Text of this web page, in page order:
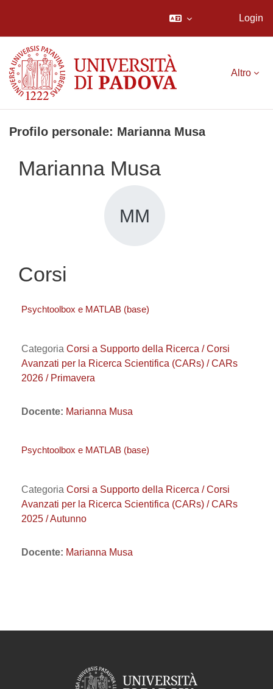
Login
Altro
Profilo personale: Marianna Musa
Marianna Musa
MM
Corsi
Psychtoolbox e MATLAB (base)
Categoria Corsi a Supporto della Ricerca / Corsi
Avanzati per la Ricerca Scientifica (CARs) / CARs
2026 / Primavera
Docente: Marianna Musa
Psychtoolbox e MATLAB (base)
Categoria Corsi a Supporto della Ricerca / Corsi
Avanzati per la Ricerca Scientifica (CARs) / CARs
2025 / Autunno
Docente: Marianna Musa